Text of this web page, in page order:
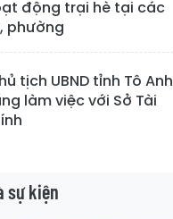
động trại hè tại các
phường
tịch UBND tỉnh Tô Anh
làm việc với Sở Tài
sự kiện